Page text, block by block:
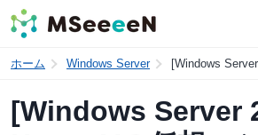
ホーム Windows Server [Windows
[Windows Server